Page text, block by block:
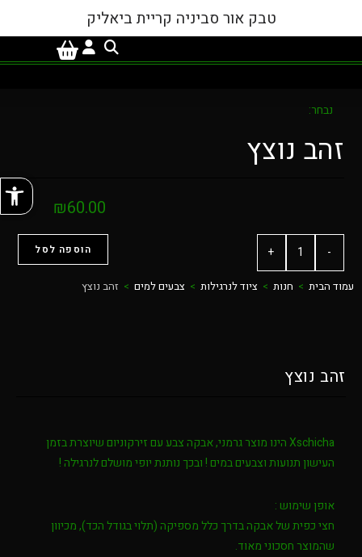
טבק אור סביניה קריית ביאליק
נבחר:
זהב נוצץ
₪60.00
-
+ הוספה לסל
עמוד הבית > חנות > ציוד לנרגילות > צבעים למים > זהב נוצץ
זהב נוצץ
Xschichaהינו מוצר גרמני, אבקה צבע עם זירקוניום שיוצרת בזמן
העישון תנועות וצבעים במים ! ובכך נותנת יופי מושלם לנרגילה !
אופן שימוש :
חצי כפית של אבקה בדרך כלל מספיקה (תלוי בגודל הכד), מכיוון
שהמוצר חסכוני מאוד.